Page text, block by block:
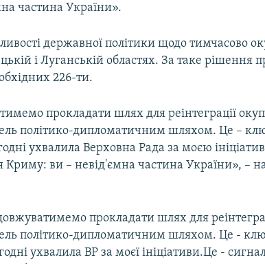
частина України».
державної політики щодо тимчасово
і Луганській областях. За таке рішення
226-ти.
прокладати шлях для реінтеграції
політико-дипломатичним шляхом. Це –
ухвалила Верховна Рада за моєю
Криму: ви – невід'ємна частина України», –
прокладати шлях для
політико-дипломатичним шляхом. Це -
ухвалила ВР за моєї ініціативи.Це -